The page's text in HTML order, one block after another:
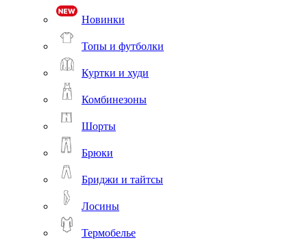
Новинки
Топы и футболки
Куртки и худи
Комбинезоны
Шорты
Брюки
Бриджи и тайтсы
Лосины
Термобелье